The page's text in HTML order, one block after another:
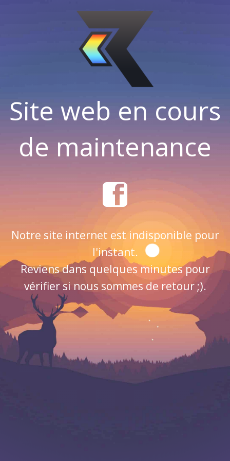
Site web en cours
de maintenance
Notre site internet est indisponible pour
l'instant.
Reviens dans quelques minutes pour
vérifier si nous sommes de retour ;).